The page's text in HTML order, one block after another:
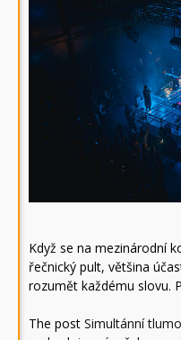
Když se na mezinárodní
řečnický pult, většina
rozumět každému slovu.
The post Simultánní